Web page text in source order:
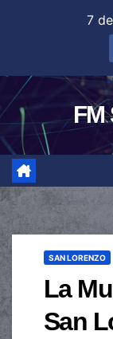
7
FM
SAN LORENZO
La
San